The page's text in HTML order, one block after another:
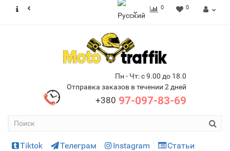
0 0
Пн - Чт: с 9.00 до 18.0
Отправка заказов в течении 2 дней
+380 97-097-83-69
Tiktok Телеграм Instagram
Статьи